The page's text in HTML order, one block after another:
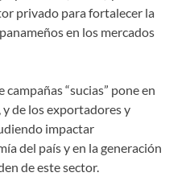
privado para fortalecer la
en los mercados
“sucias” pone en
y de los exportadores y
impactar
del país y en la generación
de este sector.